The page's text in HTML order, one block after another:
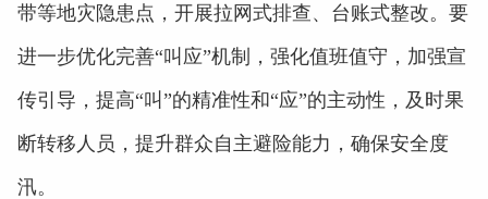
带等地灾隐患点，开展拉网式排查、台账式整改。要
进一步优化完善“叫应”机制，强化值班值守，加强宣
传引导，提高“叫”的精准性和“应”的主动性，及时果
断转移人员，提升群众自主避险能力，确保安全度
汛。